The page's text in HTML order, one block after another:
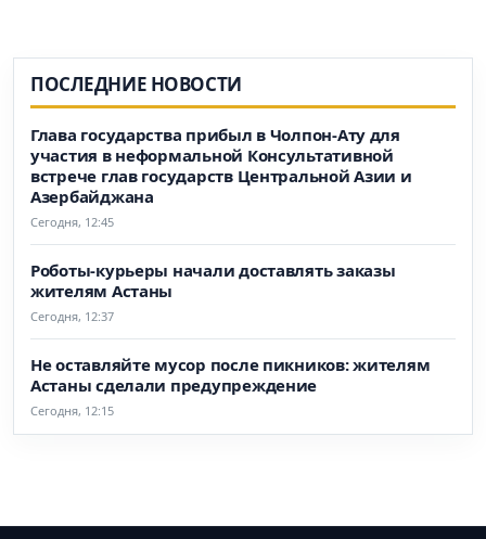
ПОСЛЕДНИЕ НОВОСТИ
Глава государства прибыл в Чолпон-Ату для
участия в неформальной Консультативной
встрече глав государств Центральной Азии и
Азербайджана
Сегодня, 12:45
Роботы-курьеры начали доставлять заказы
жителям Астаны
Сегодня, 12:37
Не оставляйте мусор после пикников: жителям
Астаны сделали предупреждение
Сегодня, 12:15